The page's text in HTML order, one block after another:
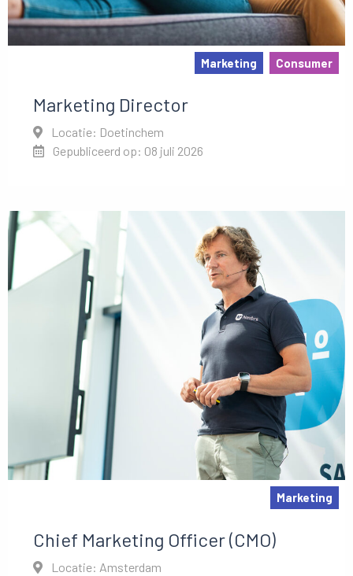
Marketing Consumer
Marketing Director
Locatie: Doetinchem
Gepubliceerd op: 08 juli 2026
Marketing
Chief Marketing Officer (CMO)
Locatie: Amsterdam